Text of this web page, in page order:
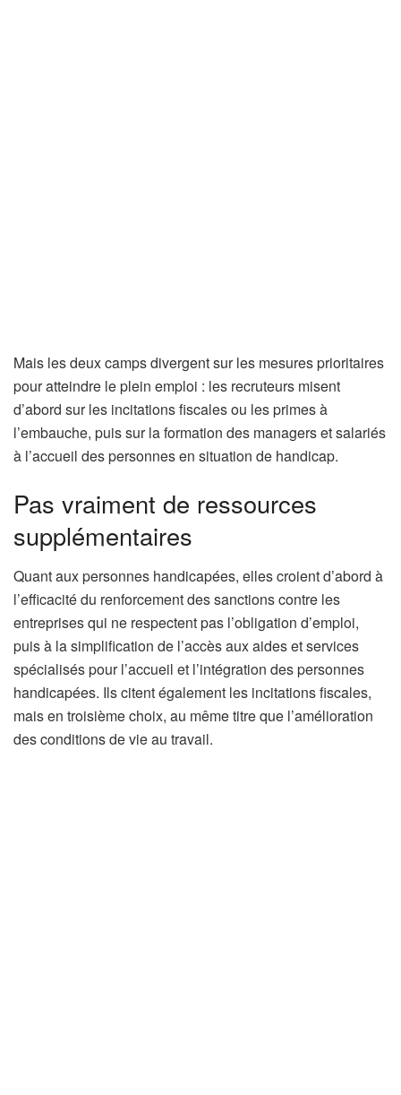
Mais les deux camps divergent sur les mesures prioritaires
pour atteindre le plein emploi : les recruteurs misent
d’abord sur les incitations fiscales ou les primes à
l’embauche, puis sur la formation des managers et salariés
à l’accueil des personnes en situation de handicap.
Pas vraiment de ressources
supplémentaires
Quant aux personnes handicapées, elles croient d’abord à
l’efficacité du renforcement des sanctions contre les
entreprises qui ne respectent pas l’obligation d’emploi,
puis à la simplification de l’accès aux aides et services
spécialisés pour l’accueil et l’intégration des personnes
handicapées. Ils citent également les incitations fiscales,
mais en troisième choix, au même titre que l’amélioration
des conditions de vie au travail.